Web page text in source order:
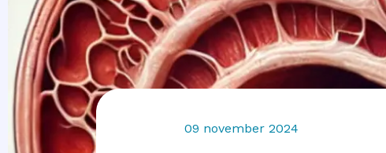
09 november 2024